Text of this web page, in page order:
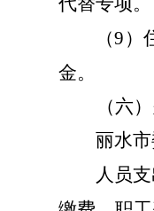
（9 ）
金。
（六
丽水
人员支